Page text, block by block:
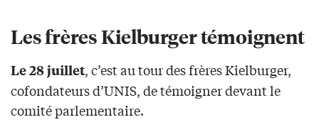
Les frères Kielburger témoignent
Le 28 juillet, c’est au tour des frères Kielburger,
cofondateurs d’UNIS, de témoigner devant le
comité parlementaire.